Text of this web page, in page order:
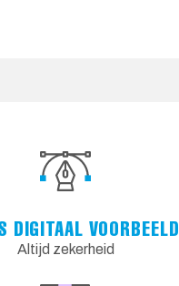
DIGITAAL VOORBEELD
Altijd zekerheid